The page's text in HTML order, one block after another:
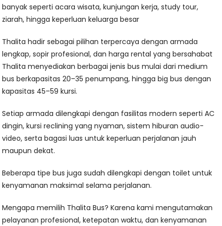
banyak seperti acara wisata, kunjungan kerja, study tour,
ziarah, hingga keperluan keluarga besar
Thalita hadir sebagai pilihan terpercaya dengan armada
lengkap, sopir profesional, dan harga rental yang bersahabat
Thalita menyediakan berbagai jenis bus mulai dari medium
bus berkapasitas 20–35 penumpang, hingga big bus dengan
kapasitas 45–59 kursi.
Setiap armada dilengkapi dengan fasilitas modern seperti AC
dingin, kursi reclining yang nyaman, sistem hiburan audio-
video, serta bagasi luas untuk keperluan perjalanan jauh
maupun dekat.
Beberapa tipe bus juga sudah dilengkapi dengan toilet untuk
kenyamanan maksimal selama perjalanan.
Mengapa memilih Thalita Bus? Karena kami mengutamakan
pelayanan profesional, ketepatan waktu, dan kenyamanan